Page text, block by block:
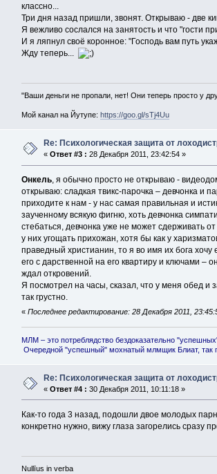
классно...
Три дня назад пришли, звонят. Открываю - две
Я вежливо сослался на занятость и что "гости
И я ляпнул своё коронное: "Господь вам путь
Жду теперь...
"Ваши деньги не пропали, нет! Они теперь просто у
Мой канал на Йутупе: https://goo.gl/sTj4Uu
Re: Психологическая защита от
«Ответ #3 : 28 Декабря 2011, 23:42:54 »
Онкель, я обычно просто не открываю -
открываю: сладкая твикс-парочка – девчонка и
приходите к нам - у нас самая правильная и
заученному всякую фигню, хоть девчонка
стебаться, девчонка уже не может сдерживать
у них угощать прихожан, хотя бы как у
праведный христианин, то я во имя их бога
его с дарственной на его квартиру и ключами –
ждал откровений.
Я посмотрел на часы, сказал, что у меня обед и
так грустно.
« Последнее редактирование: 28 Декабря 2011,
МЛМ – это потреблядство бездоказательно
Очередной "успешный" мохнатый млмщик Блиат, так
Re: Психологическая защита от
«Ответ #4 : 30 Декабря 2011, 10:11:18 »
Как-то года 3 назад, подошли двое молодых
конкретно нужно, вижу глаза загорелись сразу
Nullīus in verba